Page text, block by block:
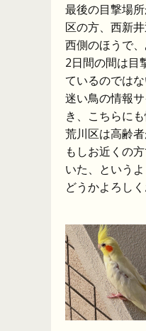
最後の目撃場
区の方、西新
西側のほうで
2日間の間は目
ているのでは
迷い鳥の情報
き、こちらに
荒川区は高齢
もしお近くの
いた、という
どうかよろし